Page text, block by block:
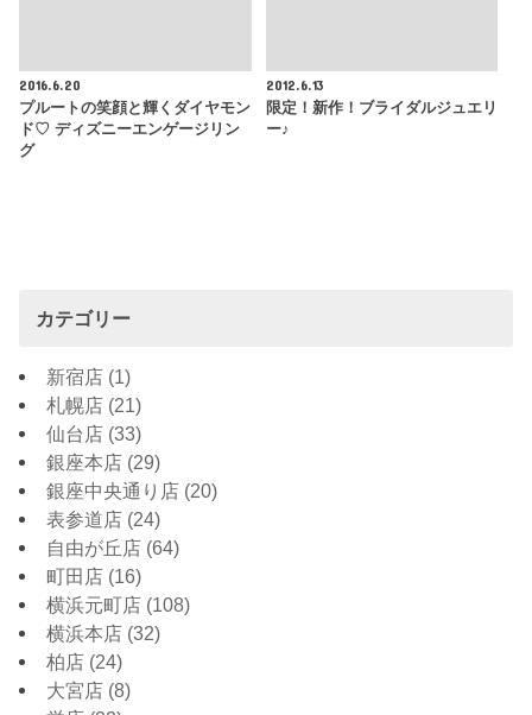
2016.6.20
プルートの笑顔と輝くダイヤモン
ド♡ ディズニーエンゲージリン
グ
2012.6.13
限定！新作！ブライダルジュエリ
ー♪
カテゴリー
新宿店 (1)
札幌店 (21)
仙台店 (33)
銀座本店 (29)
銀座中央通り店 (20)
表参道店 (24)
自由が丘店 (64)
町田店 (16)
横浜元町店 (108)
横浜本店 (32)
柏店 (24)
大宮店 (8)